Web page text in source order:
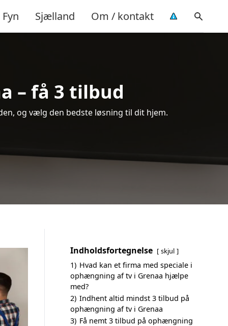
Fyn Sjælland Om / kontakt
– få 3 tilbud
og vælg den bedste løsning til dit hjem.
Indholdsfortegnelse skjul
1) Hvad kan et firma med speciale i
ophængning af tv i Grenaa hjælpe
med?
2) Indhent altid mindst 3 tilbud på
ophængning af tv i Grenaa
3) Få nemt 3 tilbud på ophængning